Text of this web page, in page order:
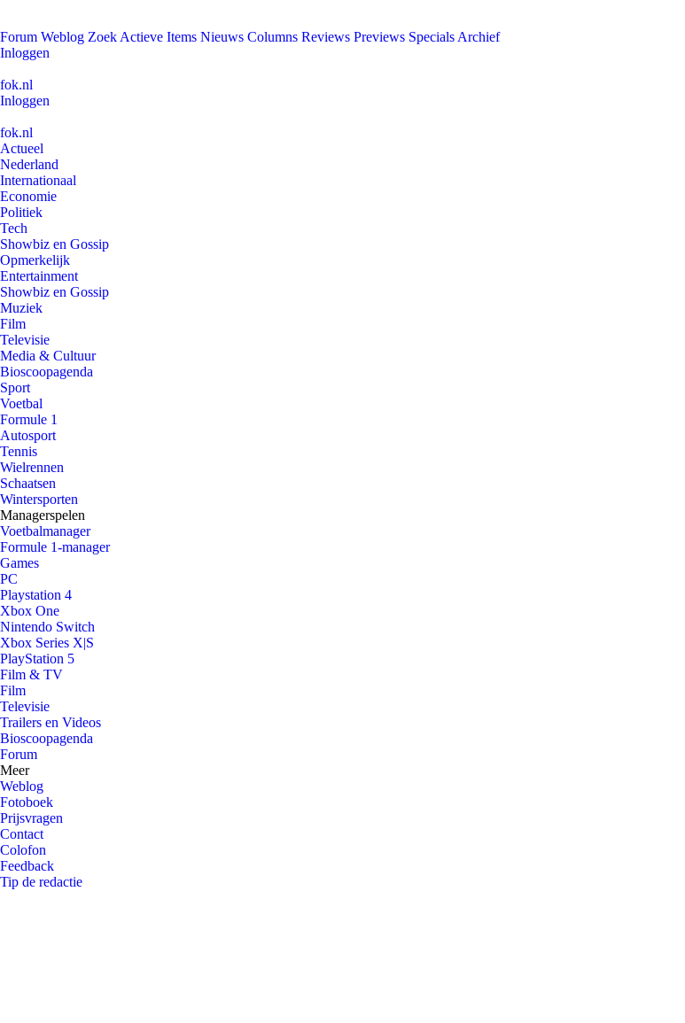
Forum Weblog Zoek Actieve Items Nieuws Columns Reviews Previews Specials Archief
Inloggen
fok.nl
Inloggen
fok.nl
Actueel
Nederland
Internationaal
Economie
Politiek
Tech
Showbiz en Gossip
Opmerkelijk
Entertainment
Showbiz en Gossip
Muziek
Film
Televisie
Media & Cultuur
Bioscoopagenda
Sport
Voetbal
Formule 1
Autosport
Tennis
Wielrennen
Schaatsen
Wintersporten
Managerspelen
Voetbalmanager
Formule 1-manager
Games
PC
Playstation 4
Xbox One
Nintendo Switch
Xbox Series X|S
PlayStation 5
Film & TV
Film
Televisie
Trailers en Videos
Bioscoopagenda
Forum
Meer
Weblog
Fotoboek
Prijsvragen
Contact
Colofon
Feedback
Tip de redactie